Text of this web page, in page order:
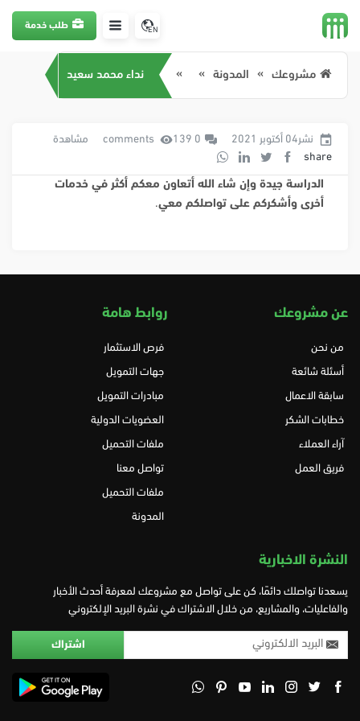
EN طلب خدمة
مشروعك المدونة نداء محمد سعيد
نشر04 أكتوبر 2021 0 comments 139 مشاهدة
share
الدراسة جيدة وإن شاء الله أتعاون معكم أكثر في خدمات
أخرى وأشكركم على تواصلكم معي.
عن مشروعك
من نحن
أسئلة شائعة
سابقة الاعمال
خطابات الشكر
آراء العملاء
فريق العمل
روابط هامة
فرص الاستثمار
جهات التمويل
مبادرات التمويل
العضويات الدولية
ملفات التحميل
تواصل معنا
ملفات التحميل
المدونة
النشرة الاخبارية
يسعدنا تواصلك دائمًا، كن على تواصل مع مشروعك لمعرفة أحدث الأخبار
والفاعليات، والمشاريع، من خلال الاشتراك في نشرة البريد الإلكتروني